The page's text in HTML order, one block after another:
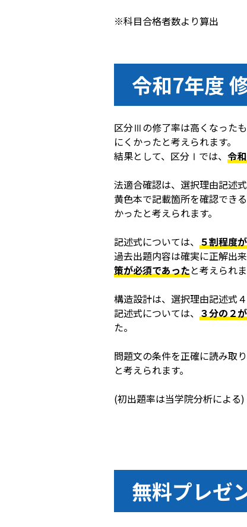
※科目合格者数より算出
令和7年度
区分Ⅲの修了率は高くなったも
にくかったと考えられます。
結果として、区分Ⅰでは、 令
法適合確認は、選択理由記述
黄色本で記載箇所を確認でき
かったと考えられます。
記述式については、 ５割程度
過去出題内容は確実に正解出
策が必須であったと考えられま
構造設計は、選択理由記述式
記述式については、 ３分の２
た。
問題文の条件を正確に読み取
と考えられます。
(初出題率は当学院分析による)
無料プレゼ